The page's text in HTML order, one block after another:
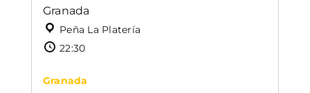
Granada
Peña La Platería
22:30
Granada